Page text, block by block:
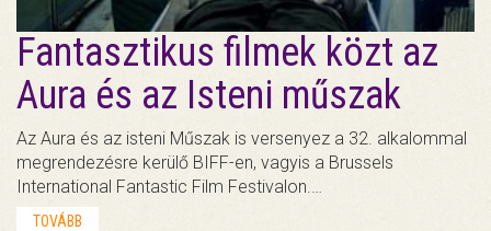
Fantasztikus filmek közt az
Aura és az Isteni műszak
Az Aura és az isteni Műszak is versenyez a 32. alkalommal
megrendezésre kerülő BIFF-en, vagyis a Brussels
International Fantastic Film Festivalon.…
TOVÁBB